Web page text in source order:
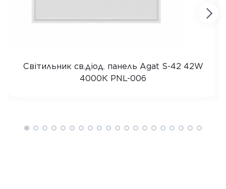
Світильник св.діод. панель Agat S-42 42W
4000К PNL-006